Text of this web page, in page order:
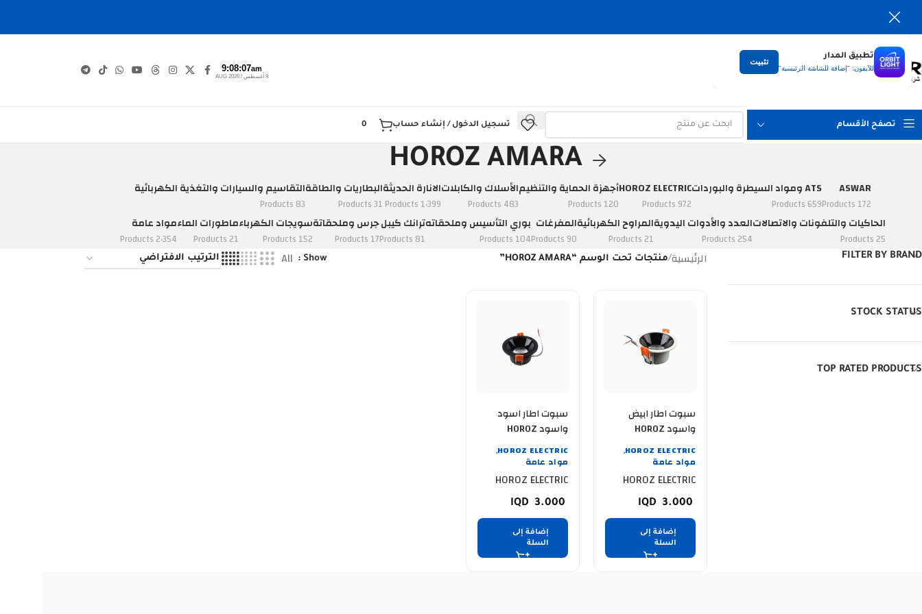
تطبيق المدار
للآيفون: "إضافة للشاشة الرئيسية"
تثبيت التوصيل
لكل العراق
9:08:07am
9 أغسطس / AUG 2026
تصفح الأقسام تسجيل الدخول / إنشاء حساب 0
HOROZ AMARA
ASWAR
172 Products
ATS ومواد السيطرة والبوردات
659 Products
HOROZ ELECTRIC
972 Products
أجهزة الحماية والتنظيم
120 Products
الأسلاك والكابلات
483 Products
الانارة الحديثة
1٬399 Products
البطاريات والطاقة
31 Products
التقاسيم والسيارات والتغذية الكهربائية
83 Products
الحاكيات والتلفونات والاتصالات
25 Products
العدد والأدوات اليدوية
254 Products
المراوح الكهربائية
21 Products
المفرغات
90 Products
بوري التأسيس وملحقاته
104 Products
ترانك كيبل
81 Products
جرس وملحقاتة
17 Products
سويجات الكهرباء
152 Products
ماطورات الماء
21 Products
مواد عامة
2٬354 Products
FILTER BY BRAND
STOCK STATUS
TOP RATED PRODUCTS
الرئيسية/منتجات تحت الوسم “HOROZ AMARA” Show
All
سبوت اطار ابيض
واسود HOROZ
AMARA-6 016 079
0006 6W 6400K
COB ضمان سنة
HOROZ ELECTRIC
,
مواد عامة
HOROZ ELECTRIC
3.000
إضافة إلى
السلة
سبوت اطار اسود
واسود HOROZ
AMARA-6 016 079
0006 6W 6400K
COB ضمان سنة
HOROZ ELECTRIC
,
مواد عامة
HOROZ ELECTRIC
3.000
إضافة إلى
السلة